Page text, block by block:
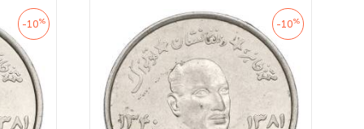
-10% -10%